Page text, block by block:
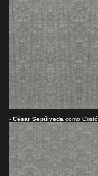
- César Sepúlveda como